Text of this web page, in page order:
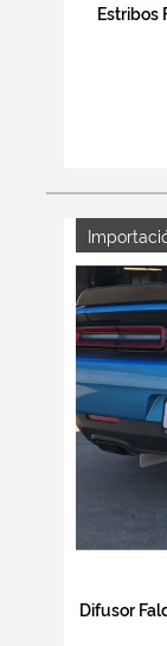
Estribos
Difusor